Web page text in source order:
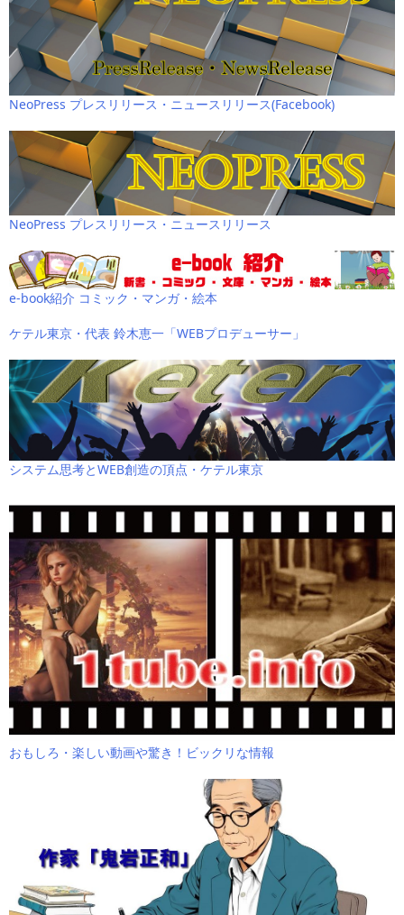
NeoPress プレスリリース・ニュースリリース(Facebook)
NeoPress プレスリリース・ニュースリリース
e-book紹介 コミック・マンガ・絵本
ケテル東京・代表 鈴木恵一「WEBプロデューサー」
システム思考とWEB創造の頂点・ケテル東京
おもしろ・楽しい動画や驚き！ビックリな情報